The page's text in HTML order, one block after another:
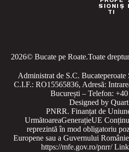
SIONIȘ
TI
2026© Bucate pe Roate.Toate
Administrat de S.C.
C.I.F.: RO15565836, Adresă:
București – Telefon:
Designed by
PNRR. Finanțat de
UrmătoareaGenerațieUE
reprezintă în mod obligatoriu
Europene sau a Guvernului
https://mfe.gov.ro/pnrr/ Link